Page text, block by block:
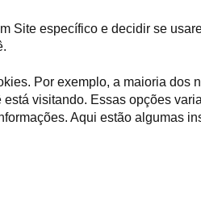
Site específico e decidir se
Por exemplo, a maioria dos
visitando. Essas opções
Aqui estão algumas